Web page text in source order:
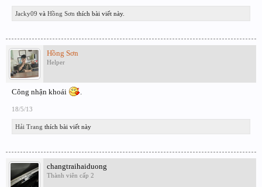
Jacky09 và Hồng Sơn thích bài viết này.
Hồng Sơn
Helper
Công nhận khoái
18/5/13
Hải Trang thích bài viết này
changtraihaiduong
Thành viên cấp 2